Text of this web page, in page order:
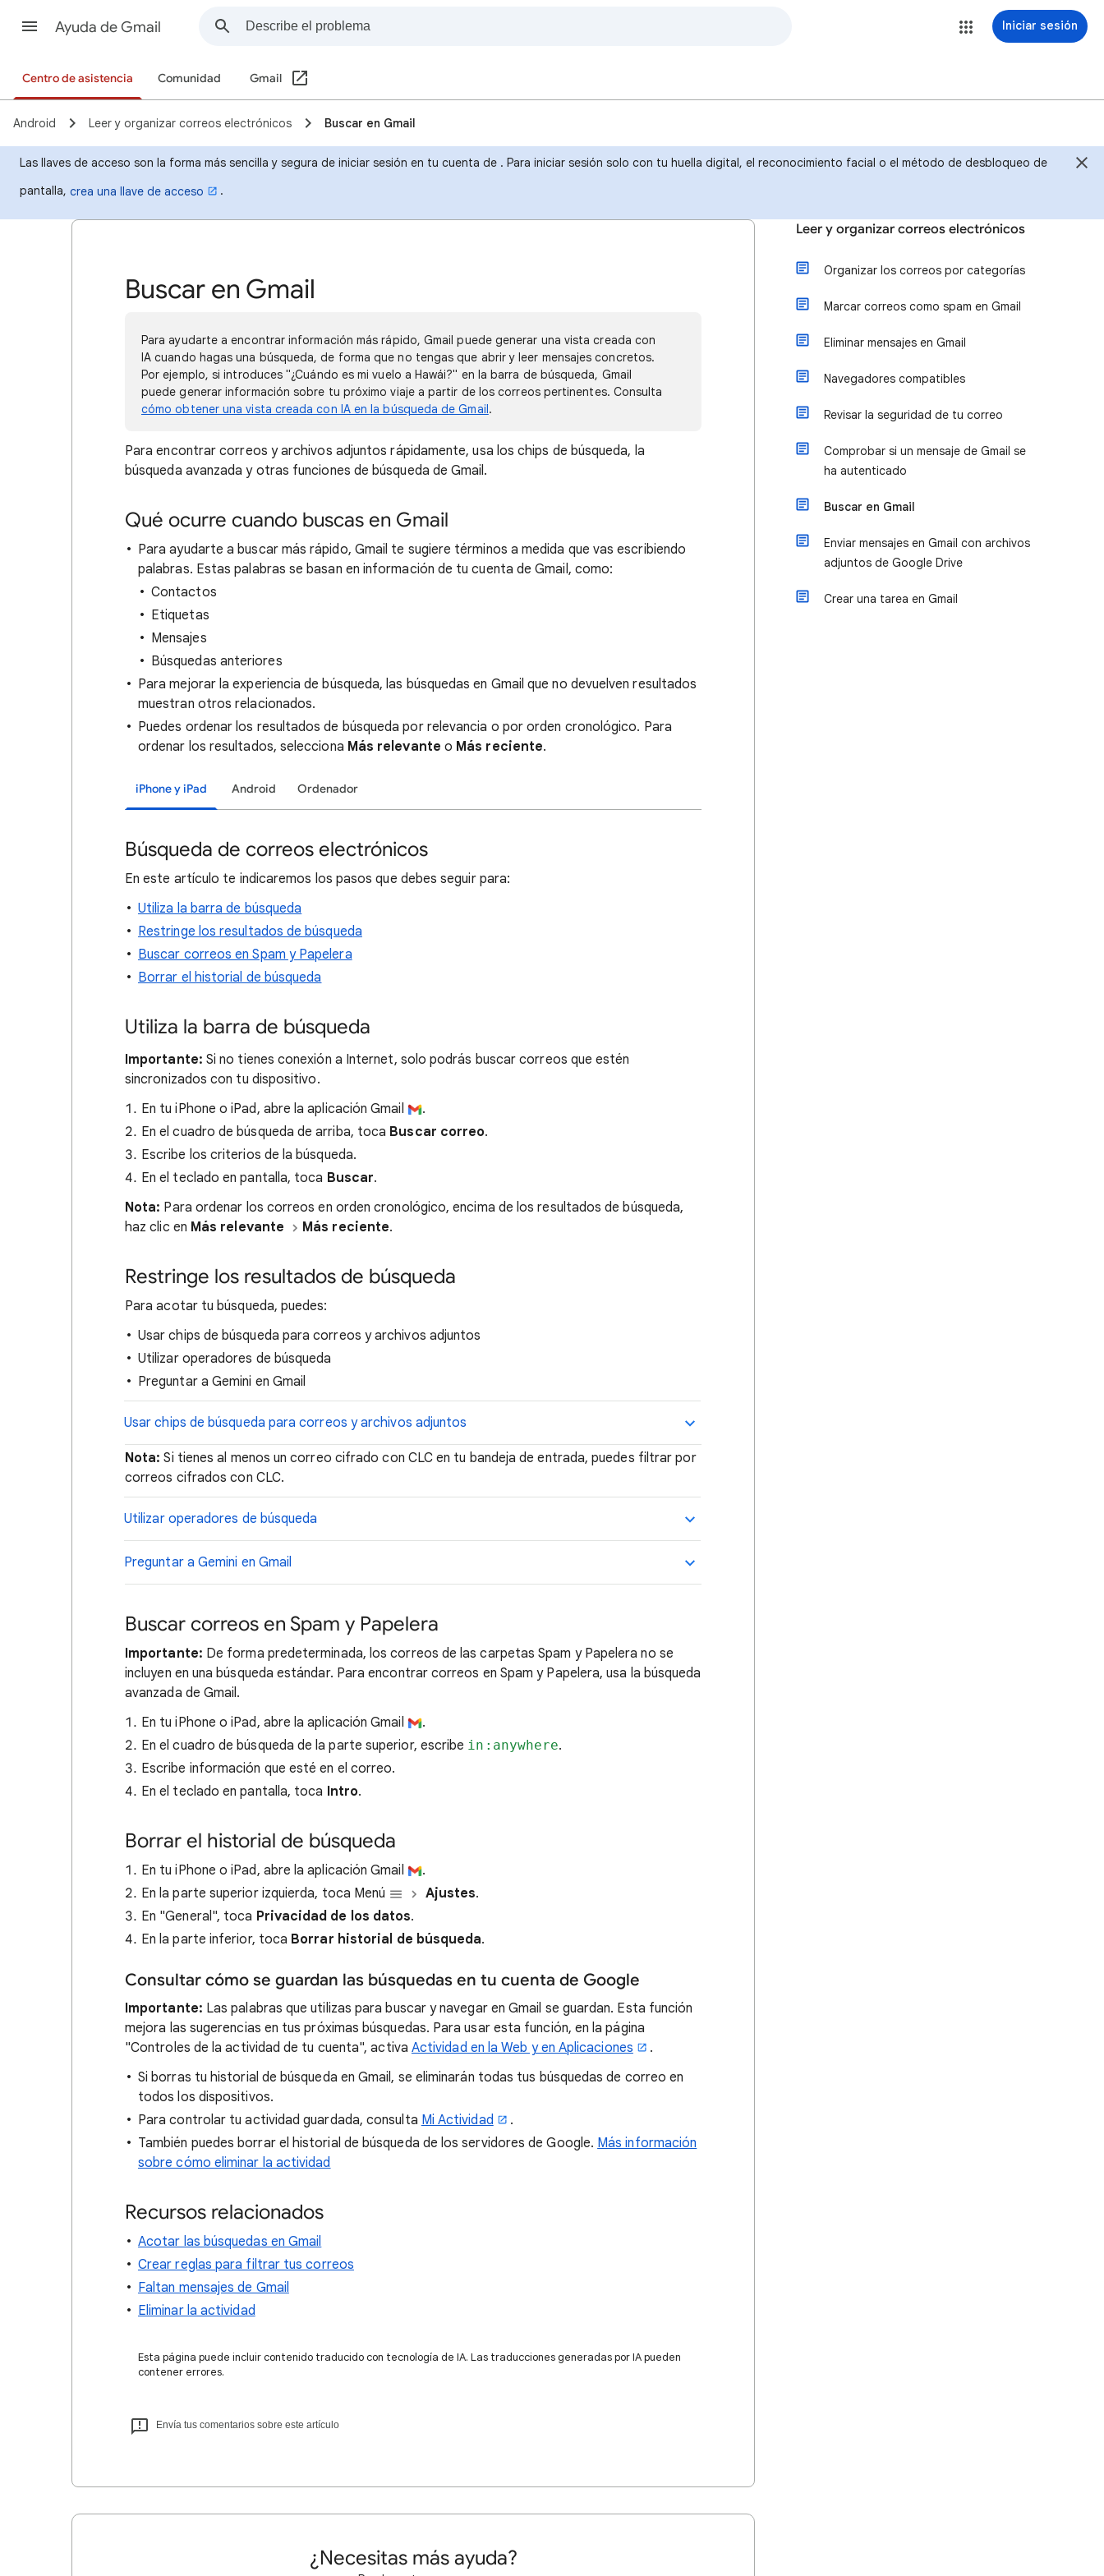
Ayuda de Gmail Iniciar sesión
Centro de asistencia Comunidad Gmail
Android Leer y organizar correos electrónicos Buscar en Gmail
Las llaves de acceso son la forma más sencilla y segura de iniciar sesión en tu cuenta de . Para iniciar sesión solo con tu huella digital, el reconocimiento facial o el método de desbloqueo de
pantalla, crea una llave de acceso .
Buscar en Gmail
Para ayudarte a encontrar información más rápido, Gmail puede generar una vista creada con
IA cuando hagas una búsqueda, de forma que no tengas que abrir y leer mensajes concretos.
Por ejemplo, si introduces "¿Cuándo es mi vuelo a Hawái?" en la barra de búsqueda, Gmail
puede generar información sobre tu próximo viaje a partir de los correos pertinentes. Consulta
cómo obtener una vista creada con IA en la búsqueda de Gmail.
Para encontrar correos y archivos adjuntos rápidamente, usa los chips de búsqueda, la
búsqueda avanzada y otras funciones de búsqueda de Gmail.
Qué ocurre cuando buscas en Gmail
Para ayudarte a buscar más rápido, Gmail te sugiere términos a medida que vas escribiendo
palabras. Estas palabras se basan en información de tu cuenta de Gmail, como:
Contactos
Etiquetas
Mensajes
Búsquedas anteriores
Para mejorar la experiencia de búsqueda, las búsquedas en Gmail que no devuelven resultados
muestran otros relacionados.
Puedes ordenar los resultados de búsqueda por relevancia o por orden cronológico. Para
ordenar los resultados, selecciona Más relevante o Más reciente.
iPhone y iPad Android Ordenador
Búsqueda de correos electrónicos
En este artículo te indicaremos los pasos que debes seguir para:
Utiliza la barra de búsqueda
Restringe los resultados de búsqueda
Buscar correos en Spam y Papelera
Borrar el historial de búsqueda
Utiliza la barra de búsqueda
Importante: Si no tienes conexión a Internet, solo podrás buscar correos que estén
sincronizados con tu dispositivo.
En tu iPhone o iPad, abre la aplicación Gmail
.
En el cuadro de búsqueda de arriba, toca Buscar correo.
Escribe los criterios de la búsqueda.
En el teclado en pantalla, toca Buscar.
Nota: Para ordenar los correos en orden cronológico, encima de los resultados de búsqueda,
haz clic en Más relevante Más reciente.
Restringe los resultados de búsqueda
Para acotar tu búsqueda, puedes:
Usar chips de búsqueda para correos y archivos adjuntos
Utilizar operadores de búsqueda
Preguntar a Gemini en Gmail
Usar chips de búsqueda para correos y archivos adjuntos
Nota: Si tienes al menos un correo cifrado con CLC en tu bandeja de entrada, puedes filtrar por
correos cifrados con CLC.
Utilizar operadores de búsqueda
Preguntar a Gemini en Gmail
Buscar correos en Spam y Papelera
Importante: De forma predeterminada, los correos de las carpetas Spam y Papelera no se
incluyen en una búsqueda estándar. Para encontrar correos en Spam y Papelera, usa la búsqueda
avanzada de Gmail.
En tu iPhone o iPad, abre la aplicación Gmail
.
En el cuadro de búsqueda de la parte superior, escribe in:anywhere.
Escribe información que esté en el correo.
En el teclado en pantalla, toca Intro.
Borrar el historial de búsqueda
En tu iPhone o iPad, abre la aplicación Gmail
.
En la parte superior izquierda, toca Menú
Ajustes.
En "General", toca Privacidad de los datos.
En la parte inferior, toca Borrar historial de búsqueda.
Consultar cómo se guardan las búsquedas en tu cuenta de Google
Importante: Las palabras que utilizas para buscar y navegar en Gmail se guardan. Esta función
mejora las sugerencias en tus próximas búsquedas. Para usar esta función, en la página
"Controles de la actividad de tu cuenta", activa Actividad en la Web y en Aplicaciones
.
Si borras tu historial de búsqueda en Gmail, se eliminarán todas tus búsquedas de correo en
todos los dispositivos.
Para controlar tu actividad guardada, consulta Mi Actividad
.
También puedes borrar el historial de búsqueda de los servidores de Google. Más información
sobre cómo eliminar la actividad
Recursos relacionados
Acotar las búsquedas en Gmail
Crear reglas para filtrar tus correos
Faltan mensajes de Gmail
Eliminar la actividad
Esta página puede incluir contenido traducido con tecnología de IA. Las traducciones generadas por IA pueden
contener errores.
Envía tus comentarios sobre este artículo
¿Necesitas más ayuda?
Leer y organizar correos electrónicos
Organizar los correos por categorías
Marcar correos como spam en Gmail
Eliminar mensajes en Gmail
Navegadores compatibles
Revisar la seguridad de tu correo
Comprobar si un mensaje de Gmail se
ha autenticado
Buscar en Gmail
Enviar mensajes en Gmail con archivos
adjuntos de Google Drive
Crear una tarea en Gmail